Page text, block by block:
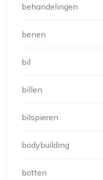
behandelingen
benen
bil
billen
bilspieren
bodybuilding
botten